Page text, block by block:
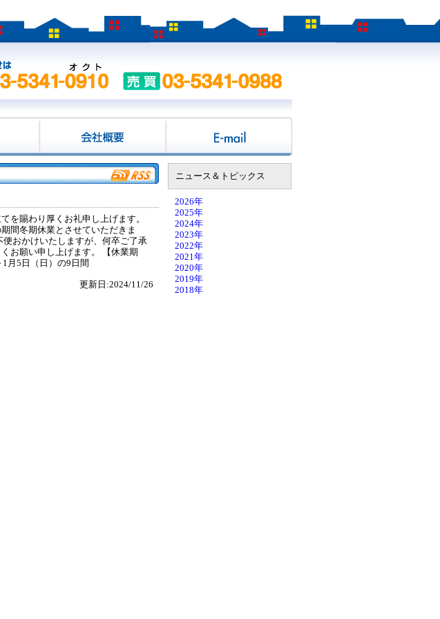
ニュース＆トピックス
2026年
2025年
2024年
2023年
2022年
2021年
2020年
2019年
2018年
を賜わり厚くお礼申し上げます。
間冬期休業とさせていただきま
便おかけいたしますが、何卒ご了承
お願い申し上げます。 【休業期
月5日（日）の9日間
更新日:2024/11/26